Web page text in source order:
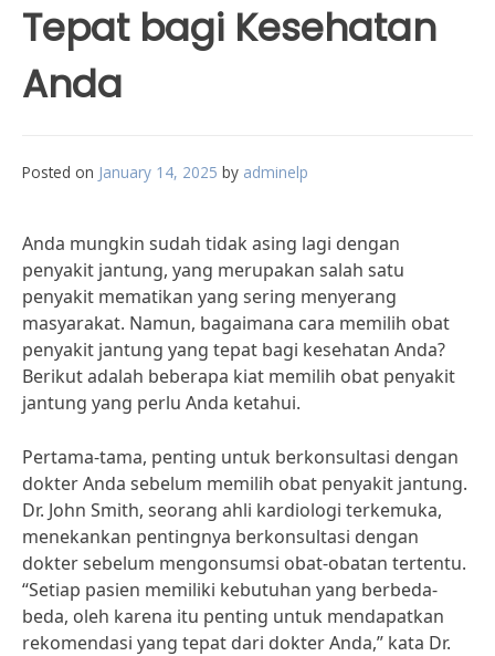
Tepat bagi Kesehatan
Anda
Posted on January 14, 2025 by adminelp
Anda mungkin sudah tidak asing lagi dengan
penyakit jantung, yang merupakan salah satu
penyakit mematikan yang sering menyerang
masyarakat. Namun, bagaimana cara memilih obat
penyakit jantung yang tepat bagi kesehatan Anda?
Berikut adalah beberapa kiat memilih obat penyakit
jantung yang perlu Anda ketahui.
Pertama-tama, penting untuk berkonsultasi dengan
dokter Anda sebelum memilih obat penyakit jantung.
Dr. John Smith, seorang ahli kardiologi terkemuka,
menekankan pentingnya berkonsultasi dengan
dokter sebelum mengonsumsi obat-obatan tertentu.
“Setiap pasien memiliki kebutuhan yang berbeda-
beda, oleh karena itu penting untuk mendapatkan
rekomendasi yang tepat dari dokter Anda,” kata Dr.